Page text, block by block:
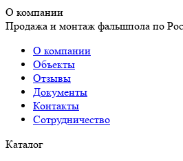
О компании
Продажа и монтаж фальшпола по
О компании
Объекты
Отзывы
Документы
Контакты
Сотрудничество
Каталог